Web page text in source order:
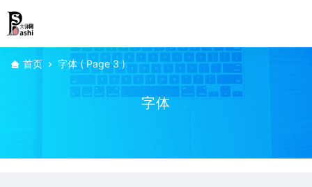
首页 字体( Page 3 )
字体